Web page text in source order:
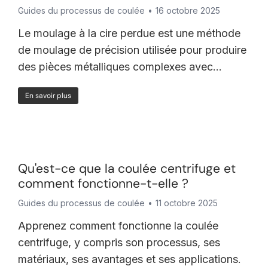
Guides du processus de coulée 16 octobre 2025
Le moulage à la cire perdue est une méthode
de moulage de précision utilisée pour produire
des pièces métalliques complexes avec...
En savoir plus
Qu'est-ce que la coulée centrifuge et
comment fonctionne-t-elle ?
Guides du processus de coulée 11 octobre 2025
Apprenez comment fonctionne la coulée
centrifuge, y compris son processus, ses
matériaux, ses avantages et ses applications.